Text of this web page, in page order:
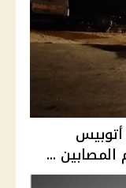
حادث أتوبيس
...